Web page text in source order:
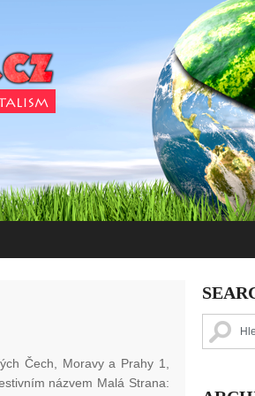
Čech, Moravy a Prahy 1,
názvem Malá Strana: